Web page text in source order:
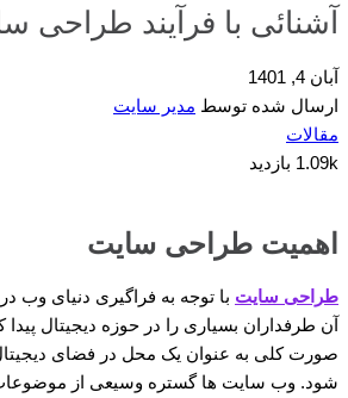
آشنائی با فرآیند طراحی
آبان 4, 1401
ارسال شده توسط مدیر سایت
مقالات
1.09k بازدید
اهمیت طراحی سایت
طراحی سایت با توجه به فراگیری دنیای وب
آن طرفداران بسیاری را در حوزه دیجیتال
صورت کلی به عنوان یک محل در فضای
شود. وب سایت ها گستره وسیعی از